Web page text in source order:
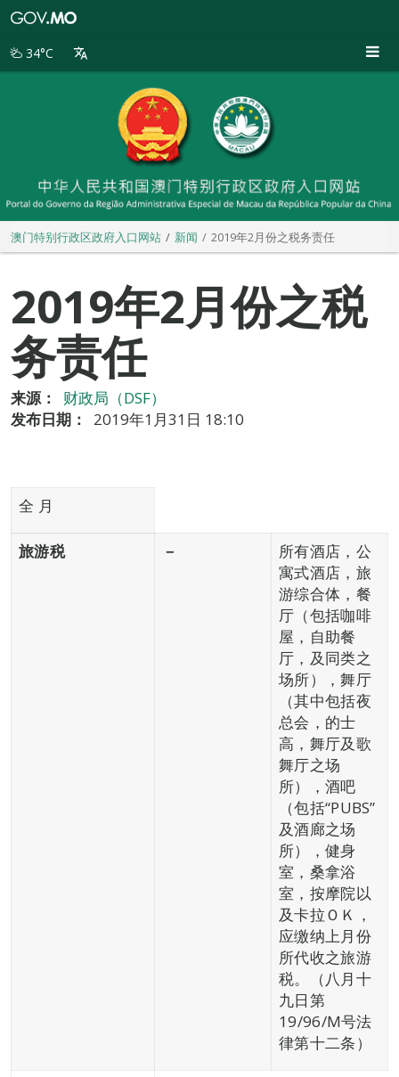
别
34°C
澳门特别行政区政府入口网站 新闻 2019年2月份之税务责任
2019年2月份之税
务责任
来源：
财政局（DSF）
发布日期：
2019年1月31日 18:10
全 月
旅游税 －
所有酒店，公
寓式酒店，旅
游综合体，餐
厅（包括咖啡
屋，自助餐
厅，及同类之
场所），舞厅
（其中包括夜
总会，的士
高，舞厅及歌
舞厅之场
所），酒吧
（包括“PUBS”
及酒廊之场
所），健身
室，桑拿浴
室，按摩院以
及卡拉ＯＫ，
应缴纳上月份
所代收之旅游
税。（八月十
九日第
19/96/M号法
律第十二条）